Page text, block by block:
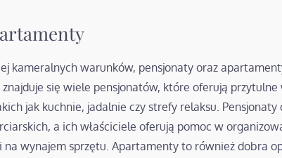
kameralnych warunków, pensjonaty oraz
się wiele pensjonatów, które oferują
jak kuchnie, jadalnie czy strefy relaksu. Pensjonaty
a ich właściciele oferują pomoc w
na wynajem sprzętu. Apartamenty to również dobra